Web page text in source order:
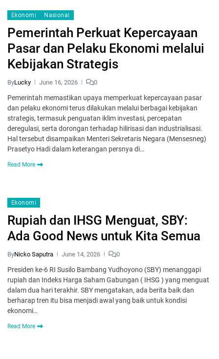
Ekonomi Nasional
Pemerintah Perkuat Kepercayaan
Pasar dan Pelaku Ekonomi melalui
Kebijakan Strategis
ByLucky June 16, 2026 0
Pemerintah memastikan upaya memperkuat kepercayaan pasar
dan pelaku ekonomi terus dilakukan melalui berbagai kebijakan
strategis, termasuk penguatan iklim investasi, percepatan
deregulasi, serta dorongan terhadap hilirisasi dan industrialisasi.
Hal tersebut disampaikan Menteri Sekretaris Negara (Mensesneg)
Prasetyo Hadi dalam keterangan persnya di…
Read More
Ekonomi
Rupiah dan IHSG Menguat, SBY:
Ada Good News untuk Kita Semua
ByNicko Saputra June 14, 2026 0
Presiden ke-6 RI Susilo Bambang Yudhoyono (SBY) menanggapi
rupiah dan Indeks Harga Saham Gabungan ( IHSG ) yang menguat
dalam dua hari terakhir. SBY mengatakan, ada berita baik dan
berharap tren itu bisa menjadi awal yang baik untuk kondisi
ekonomi…
Read More